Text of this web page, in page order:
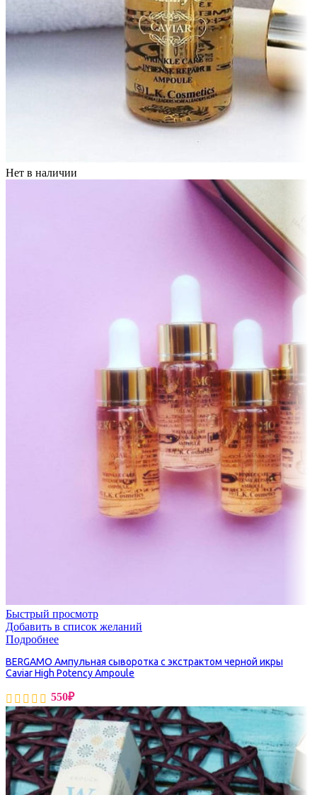
Нет в наличии
Быстрый просмотр
Добавить в список желаний
Подробнее
BERGAMO Ампульная сыворотка с экстрактом черной икры
Caviar High Potency Ampoule
550₽